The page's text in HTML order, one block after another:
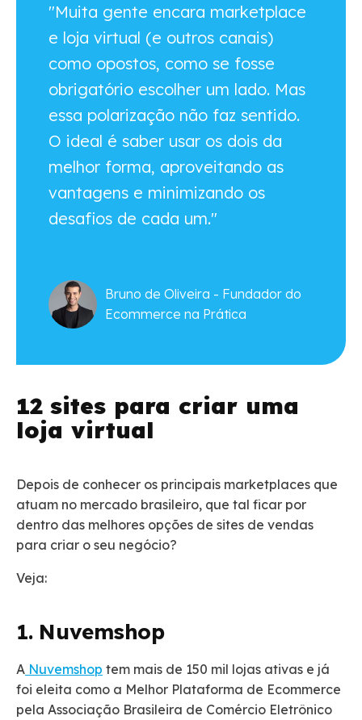
"Muita gente encara marketplace
e loja virtual (e outros canais)
como opostos, como se fosse
obrigatório escolher um lado. Mas
essa polarização não faz sentido.
O ideal é saber usar os dois da
melhor forma, aproveitando as
vantagens e minimizando os
desafios de cada um."
Bruno de Oliveira - Fundador do
Ecommerce na Prática
12 sites para criar uma
loja virtual
Depois de conhecer os principais marketplaces que
atuam no mercado brasileiro, que tal ficar por
dentro das melhores opções de sites de vendas
para criar o seu negócio?
Veja:
1. Nuvemshop
A Nuvemshop tem mais de 150 mil lojas ativas e já
foi eleita como a Melhor Plataforma de Ecommerce
pela Associação Brasileira de Comércio Eletrônico